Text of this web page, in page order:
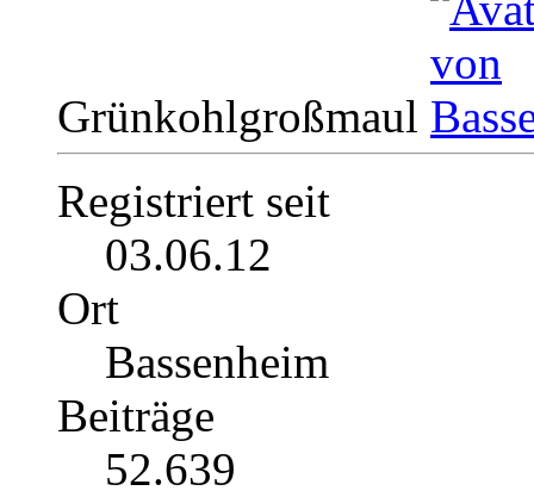
Grünkohlgroßmaul
Registriert seit
03.06.12
Ort
Bassenheim
Beiträge
52.639